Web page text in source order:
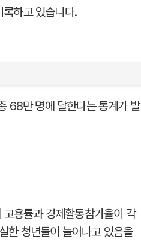
록하고 있습니다.
68만 명에 달한다는 통계가 발
용률과 경제활동참가율이 각
한 청년들이 늘어나고 있음을